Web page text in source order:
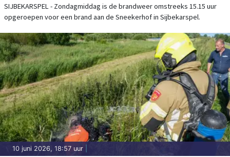
SIJBEKARSPEL - Zondagmiddag is de brandweer omstreeks 15.15 uur
opgeroepen voor een brand aan de Sneekerhof in Sijbekarspel.
10 juni 2026, 18:57 uur